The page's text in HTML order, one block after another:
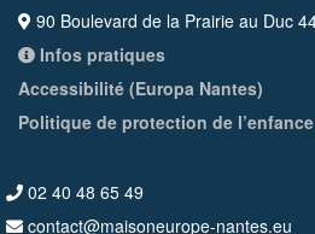
90 Boulevard de la Prairie au Duc
Infos pratiques
Accessibilité (Europa Nantes)
Politique de protection de l’enfance
02 40 48 65 49
contact@maisoneurope-nantes.eu